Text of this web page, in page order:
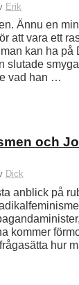
Erik
Ännu en
att vara ett
kan ha på
slutade
vad han …
och
Dick
anblick på
kommer
hur